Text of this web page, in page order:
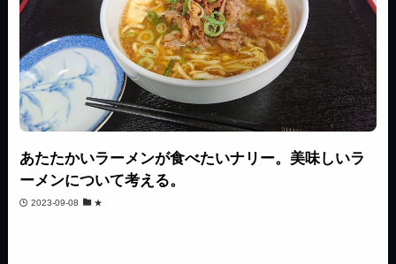
あたたかいラーメンが食べたいナリー。美味しいラ
ーメンについて考える。
2023-09-08 ★